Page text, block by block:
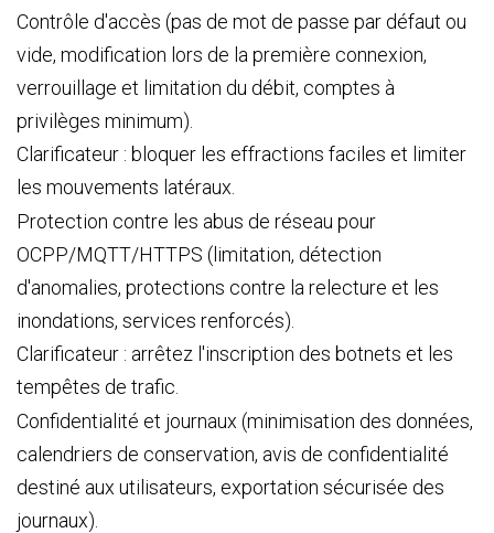
Contrôle d'accès (pas de mot de passe par défaut ou
vide, modification lors de la première connexion,
verrouillage et limitation du débit, comptes à
privilèges minimum).
Clarificateur : bloquer les effractions faciles et limiter
les mouvements latéraux.
Protection contre les abus de réseau pour
OCPP/MQTT/HTTPS (limitation, détection
d'anomalies, protections contre la relecture et les
inondations, services renforcés).
Clarificateur : arrêtez l'inscription des botnets et les
tempêtes de trafic.
Confidentialité et journaux (minimisation des données,
calendriers de conservation, avis de confidentialité
destiné aux utilisateurs, exportation sécurisée des
journaux).